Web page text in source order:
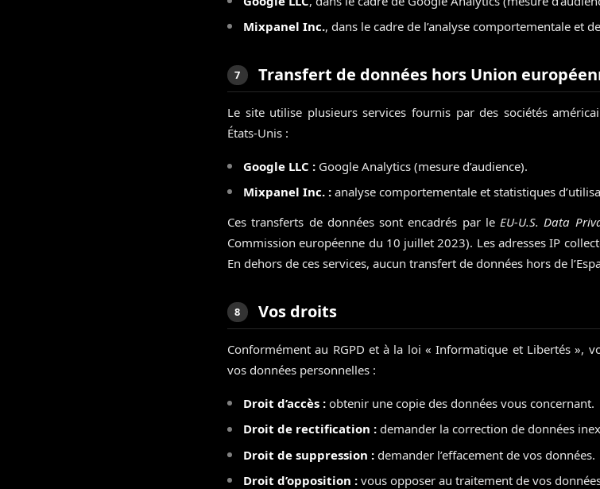
Mixpanel Inc., dans le cadre de l’analyse comportementale et
7 Transfert de données hors Union
Le site utilise plusieurs services fournis par des sociétés
États-Unis :
Google LLC : Google Analytics (mesure d’audience).
Mixpanel Inc. : analyse comportementale et statistiques
Ces transferts de données sont encadrés par leEU-U.S. Data
Commission européenne du 10 juillet 2023). Les adresses IP
En dehors de ces services, aucun transfert de données hors de
8 Vos droits
Conformément au RGPD et à la loi « Informatique et Libertés »,
vos données personnelles :
Droit d’accès : obtenir une copie des données vous concernant.
Droit de rectification : demander la correction de données
Droit de suppression : demander l’effacement de vos données.
Droit d’opposition : vous opposer au traitement de vos